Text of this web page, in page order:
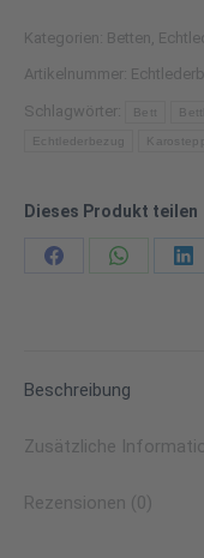
Kategorien: Betten
Artikelnummer:
Schlagwörter: Bett
Echtlederbezug
Dieses Produkt teilen
Share
Share
Beschreibung
Zusätzliche
Rezensionen (0)